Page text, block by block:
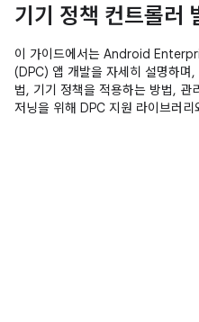
기기 정책 컨트롤러
이 가이드에서는 Android
(DPC) 앱 개발을 자세히 설명하며
법, 기기 정책을 적용하는 방법,
저닝을 위해 DPC 지원 라이브러